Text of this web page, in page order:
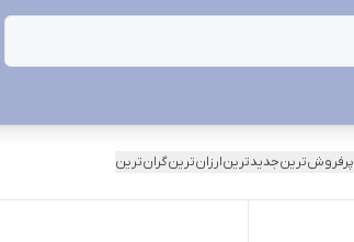
پرفروش‌ترینجدیدترینارزان‌ترینگران‌ترین